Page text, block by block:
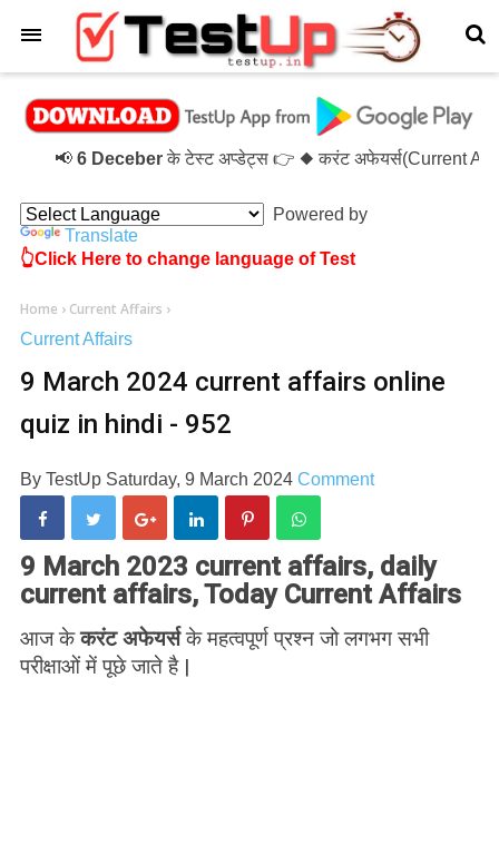
6 Deceberके टेस्ट अप्डेट्स 👉 ◆ करंट अफेयर्स(Current
Powered by
Translate
👆Click Here to change language of Test
Home › Current Affairs ›
Current Affairs
9 March 2024 current affairs online
quiz in hindi - 952
By TestUp Saturday, 9 March 2024 Comment
9 March 2023 current affairs, daily
current affairs, Today Current Affairs
आज केकरंट अफेयर्सके महत्वपूर्ण प्रश्न जो लगभग सभी
परीक्षाओं में पूछे जाते है |